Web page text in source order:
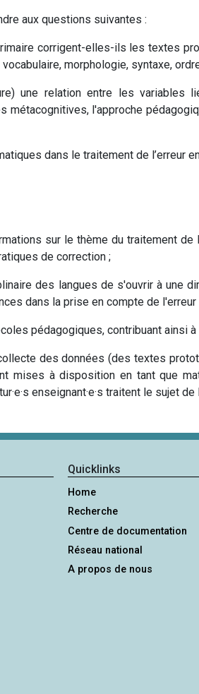
aux questions suivantes :
corrigent-elles-ils les textes
morphologie, syntaxe,
une relation entre les variables
métacognitives, l'approche
dans le traitement de l’erreur
sur le thème du traitement
de correction ;
des langues de s'ouvrir à une
dans la prise en compte de
pédagogiques, contribuant ainsi
des données (des textes
mises à disposition en tant que
enseignant·e·s traitent le sujet de
Quicklinks
Home
Recherche
Centre de documentation
Réseau national
A propos de nous